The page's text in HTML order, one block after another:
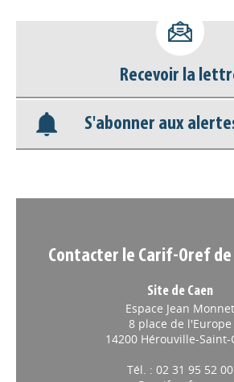
Base documentaire
Nos veilles Scoop.it
Appels à projets
Site de Caen
Espace Jean Monnet
8 place de l'Europe